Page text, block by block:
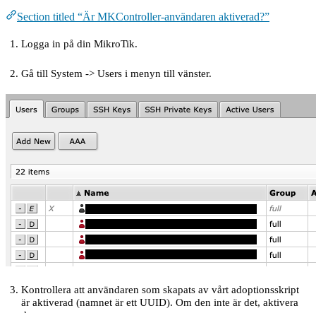
Section titled “Är MKController-användaren aktiverad?”
Logga in på din MikroTik.
Gå till System -> Users i menyn till vänster.
Kontrollera att användaren som skapats av vårt adoptionsskript
är aktiverad (namnet är ett UUID). Om den inte är det, aktivera